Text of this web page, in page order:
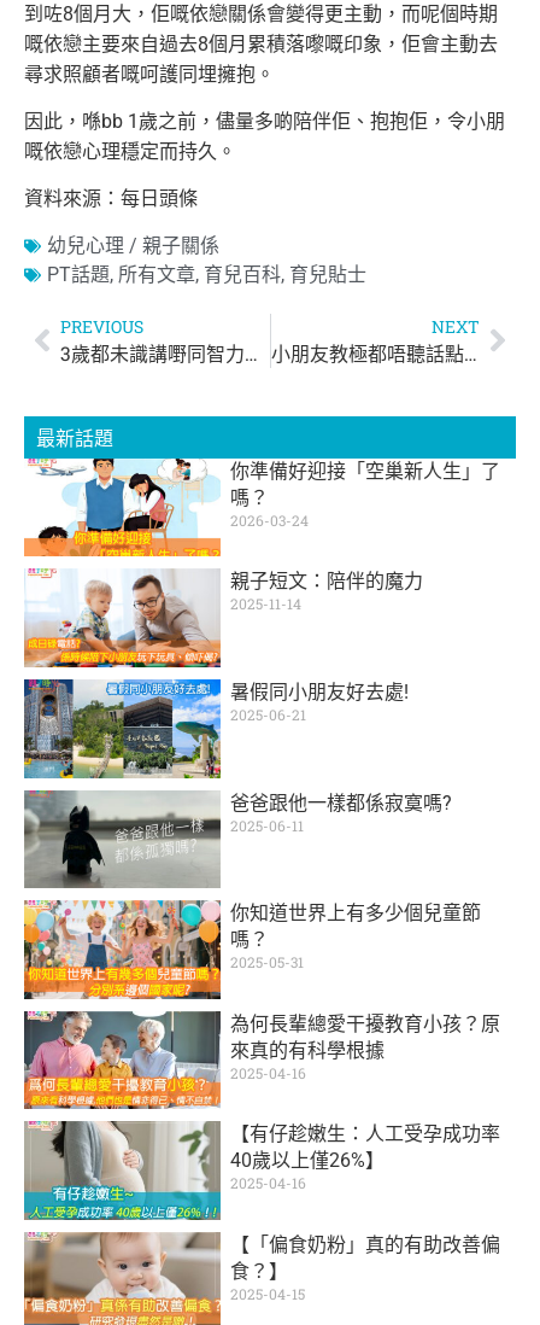
到咗8個月大，佢嘅依戀關係會變得更主動，而呢個時期
嘅依戀主要來自過去8個月累積落嚟嘅印象，佢會主動去
尋求照顧者嘅呵護同埋擁抱。
因此，喺bb 1歲之前，儘量多啲陪伴佢、抱抱佢，令小朋
嘅依戀心理穩定而持久。
資料來源：每日頭條
幼兒心理 / 親子關係
PT話題, 所有文章, 育兒百科, 育兒貼士
PREVIOUS
3歲都未識講嘢同智力有關？BB學習說話，父母的陪伴是關鍵
NEXT
小朋友教極都唔聽話點算好？教導幼兒的7大原則
最新話題
你準備好迎接「空巢新人生」了
嗎？
2026-03-24
親子短文：陪伴的魔力
2025-11-14
暑假同小朋友好去處!
2025-06-21
爸爸跟他一樣都係寂寞嗎?
2025-06-11
你知道世界上有多少個兒童節
嗎？
2025-05-31
為何長輩總愛干擾教育小孩？原
來真的有科學根據
2025-04-16
【有仔趁嫩生：人工受孕成功率
40歲以上僅26%】
2025-04-16
【「偏食奶粉」真的有助改善偏
食？】
2025-04-15